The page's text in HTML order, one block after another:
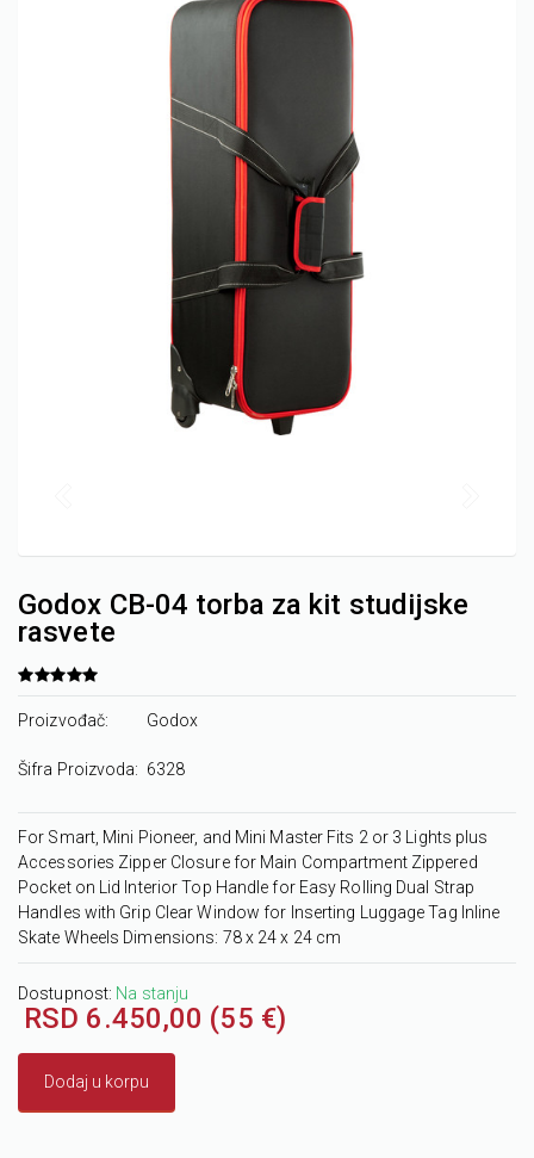
Godox CB-04 torba za kit studijske
rasvete
Proizvođač: Godox
Šifra Proizvoda: 6328
For Smart, Mini Pioneer, and Mini Master Fits 2 or 3 Lights plus
Accessories Zipper Closure for Main Compartment Zippered
Pocket on Lid Interior Top Handle for Easy Rolling Dual Strap
Handles with Grip Clear Window for Inserting Luggage Tag Inline
Skate Wheels Dimensions: 78 x 24 x 24 cm
Dostupnost: Na stanju
RSD 6.450,00 (55 €)
Dodaj u korpu